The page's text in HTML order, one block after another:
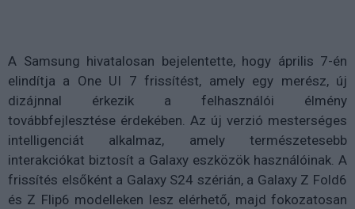
A Samsung hivatalosan bejelentette, hogy április 7-én
elindítja a One UI 7 frissítést, amely egy merész, új
dizájnnal érkezik a felhasználói élmény
továbbfejlesztése érdekében. Az új verzió mesterséges
intelligenciát alkalmaz, amely természetesebb
interakciókat biztosít a Galaxy eszközök használóinak. A
frissítés elsőként a Galaxy S24 szérián, a Galaxy Z Fold6
és Z Flip6 modelleken lesz elérhető, majd fokozatosan